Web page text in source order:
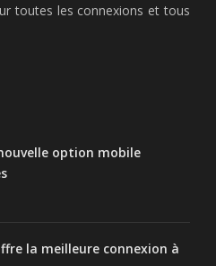
toutes les connexions et tous
option mobile
la meilleure connexion à